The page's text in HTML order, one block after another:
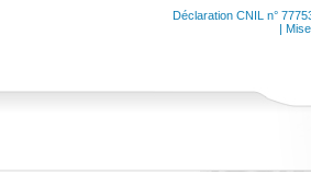
Déclaration CNIL n°
|